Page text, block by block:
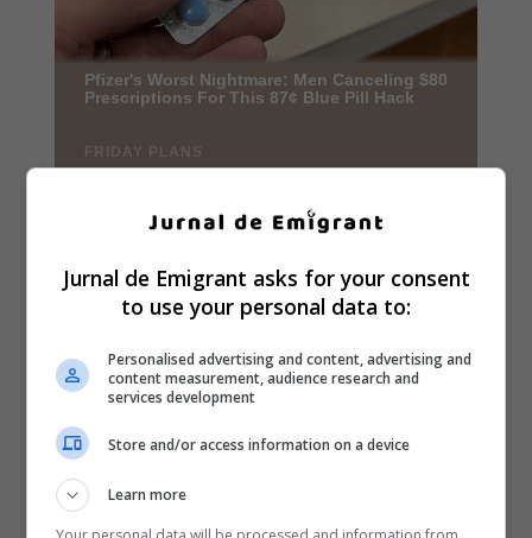
Jurnal de Emigrant asks for your consent
to use your personal data to:
Personalised advertising and content, advertising and
content measurement, audience research and
services development
Store and/or access information on a device
Learn more